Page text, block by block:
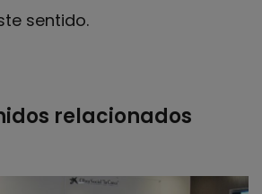
sentido.
relacionados